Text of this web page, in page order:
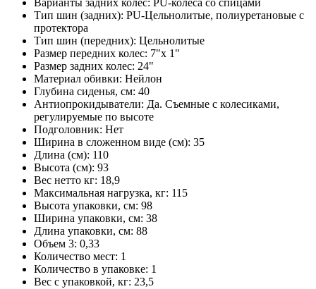
Варианты задних колес: PU-колеса со спицами
Тип шин (задних): PU-Цельнолитые, полиуретановые с
протектора
Тип шин (передних): Цельнолитые
Размер передних колес: 7"x 1"
Размер задних колес: 24"
Материал обивки: Нейлон
Глубина сиденья, см: 40
Антиопрокидыватели: Да. Съемные с колесиками,
регулируемые по высоте
Подголовник: Нет
Ширина в сложенном виде (см): 35
Длина (см): 110
Высота (см): 93
Вес нетто кг: 18,9
Максимальная нагрузка, кг: 115
Высота упаковки, см: 98
Ширина упаковки, см: 38
Длина упаковки, см: 88
Объем 3: 0,33
Количество мест: 1
Количество в упаковке: 1
Вес с упаковкой, кг: 23,5